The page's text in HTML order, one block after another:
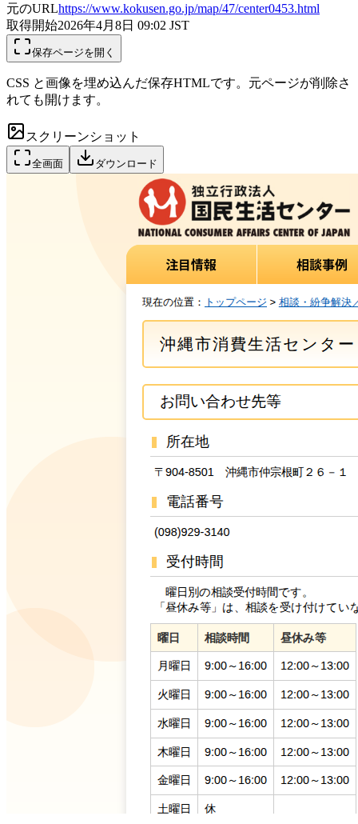
元のURLhttps://www.kokusen.go.jp/map/47/center0453.html
取得開始2026年4月8日 09:02 JST
保存ページを開く
CSS と画像を埋め込んだ保存HTMLです。元ページが削除さ
れても開けます。
スクリーンショット
全画面 ダウンロード